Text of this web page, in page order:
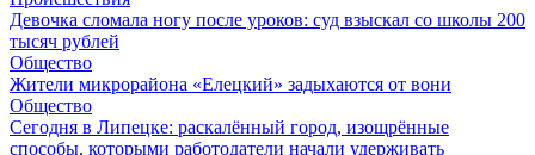
Девочка сломала ногу после уроков: суд взыскал со школы 200
тысяч рублей
Общество
Жители микрорайона «Елецкий» задыхаются от вони
Общество
Сегодня в Липецке: раскалённый город, изощрённые
способы, которыми работодатели начали удерживать